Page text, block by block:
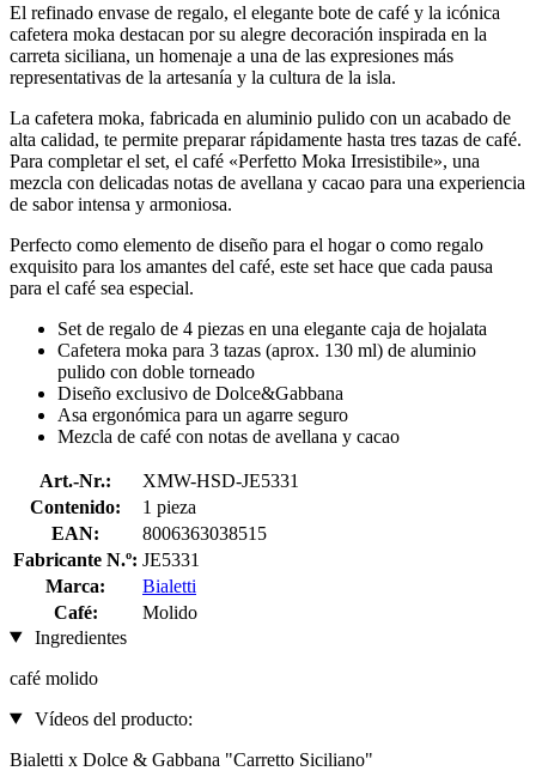
El refinado envase de regalo, el elegante bote de café y la icónica
cafetera moka destacan por su alegre decoración inspirada en la
carreta siciliana, un homenaje a una de las expresiones más
representativas de la artesanía y la cultura de la isla.
La cafetera moka, fabricada en aluminio pulido con un acabado de
alta calidad, te permite preparar rápidamente hasta tres tazas de café.
Para completar el set, el café «Perfetto Moka Irresistibile», una
mezcla con delicadas notas de avellana y cacao para una experiencia
de sabor intensa y armoniosa.
Perfecto como elemento de diseño para el hogar o como regalo
exquisito para los amantes del café, este set hace que cada pausa
para el café sea especial.
Set de regalo de 4 piezas en una elegante caja de hojalata
Cafetera moka para 3 tazas (aprox. 130 ml) de aluminio
pulido con doble torneado
Diseño exclusivo de Dolce&Gabbana
Asa ergonómica para un agarre seguro
Mezcla de café con notas de avellana y cacao
Art.-Nr.:
XMW-HSD-JE5331
Contenido:
1 pieza
EAN:
8006363038515
Fabricante N.º: JE5331
Marca:
Bialetti
Café:
Molido
Ingredientes
café molido
Vídeos del producto:
Bialetti x Dolce & Gabbana "Carretto Siciliano"